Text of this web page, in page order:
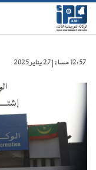
12:57 مساءً | 27 يناير 2025